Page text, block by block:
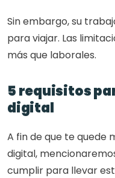
Sin embargo, su
para viajar. Las
más que laborales.
5 requisitos
digital
A fin de que te quede
digital,
cumplir para llevar